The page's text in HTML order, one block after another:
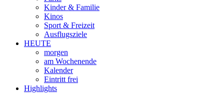
Kinder & Familie
Kinos
Sport & Freizeit
Ausflugsziele
HEUTE
morgen
am Wochenende
Kalender
Eintritt frei
Highlights